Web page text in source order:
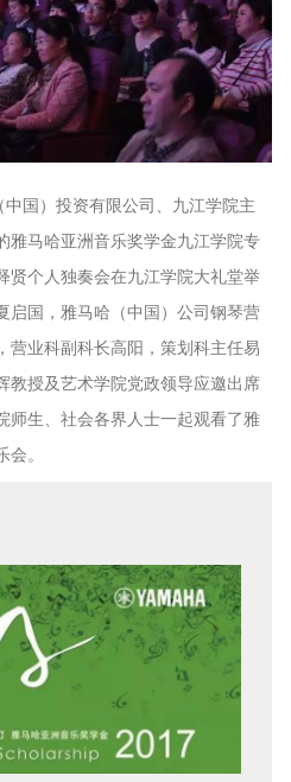
国）投资有限公司、九江学院主
雅马哈亚洲音乐奖学金九江学院专
贤个人独奏会在九江学院大礼堂举
启国，雅马哈（中国）公司钢琴营
营业科副科长高阳，策划科主任易
教授及艺术学院党政领导应邀出席
师生、社会各界人士一起观看了雅
。